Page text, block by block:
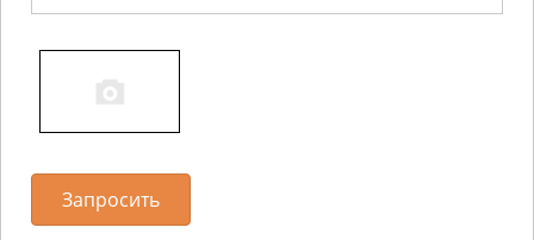
Запросить